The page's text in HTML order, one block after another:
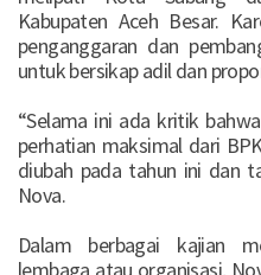
Kabupaten Aceh Besar.
penganggaran dan
untuk bersikap adil dan
“Selama ini ada kritik
perhatian maksimal dari
diubah pada tahun ini dan
Nova.
Dalam berbagai kajian